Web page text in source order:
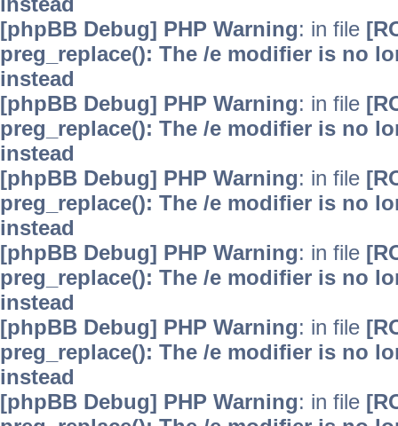
[phpBB Debug] PHP Warning: in file
preg_replace(): The /e modifier is no
instead
[phpBB Debug] PHP Warning: in file
preg_replace(): The /e modifier is no
instead
[phpBB Debug] PHP Warning: in file
preg_replace(): The /e modifier is no
instead
[phpBB Debug] PHP Warning: in file
preg_replace(): The /e modifier is no
instead
[phpBB Debug] PHP Warning: in file
preg_replace(): The /e modifier is no
instead
[phpBB Debug] PHP Warning: in file